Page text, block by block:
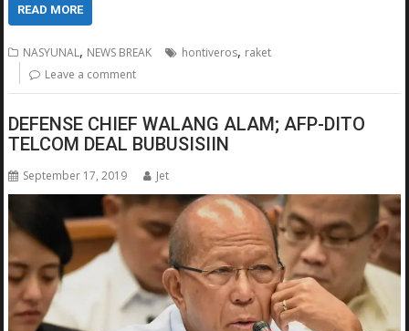
READ MORE
NASYUNAL, NEWS BREAK hontiveros, raket
Leave a comment
DEFENSE CHIEF WALANG ALAM; AFP-DITO
TELCOM DEAL BUBUSISIIN
September 17, 2019 Jet